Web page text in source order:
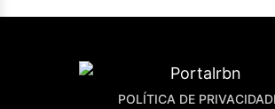
POLÍTICA DE